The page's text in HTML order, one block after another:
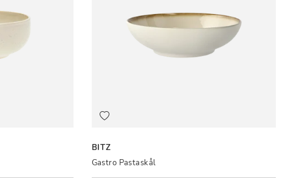
BITZ
Gastro Pastaskål